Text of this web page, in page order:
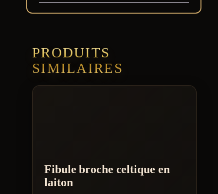
PRODUITS
SIMILAIRES
Fibule broche celtique en
laiton